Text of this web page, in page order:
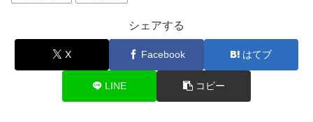
シェアする
X Facebook はてブ
LINE コピー